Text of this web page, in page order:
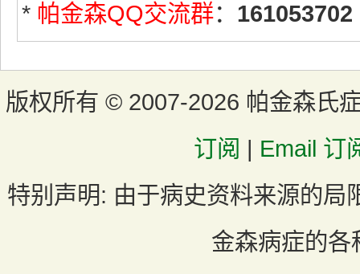
* 帕金森QQ交流群： 161053702
版权所有 © 2007-2026 帕金森氏
订阅 | Email 订
特别声明: 由于病史资料来源的局
金森病症的各